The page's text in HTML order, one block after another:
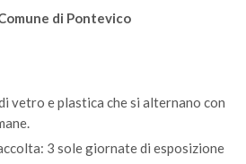
di Pontevico
vetro e plastica che si alternano con
3 sole giornate di esposizione